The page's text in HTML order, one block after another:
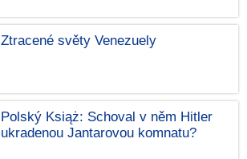
Ztracené světy Venezuely
Polský Książ: Schoval v něm Hitler
ukradenou Jantarovou komnatu?